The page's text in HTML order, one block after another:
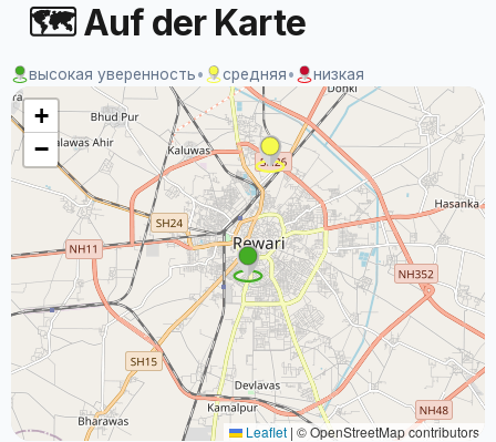
🗺 Auf der Karte
высокая уверенность• средняя• низкая
+
−
Leaflet | © OpenStreetMap contributors